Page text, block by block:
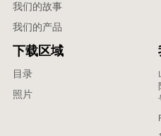
我们的故事
我们的产品
下载区域
目录
照片